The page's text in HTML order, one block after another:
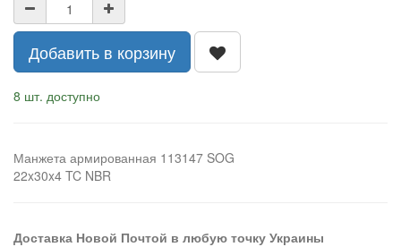
Добавить в корзину
8 шт. доступно
Манжета армированная 113147 SOG
22x30x4 TC NBR
Доставка Новой Почтой в любую точку Украины